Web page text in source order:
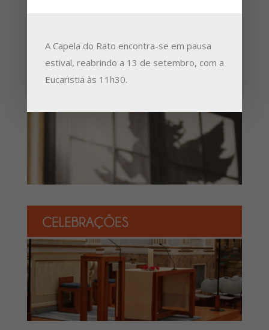
A Capela do Rato encontra-se em pausa
estival, reabrindo a 13 de setembro, com a
Eucaristia às 11h30.